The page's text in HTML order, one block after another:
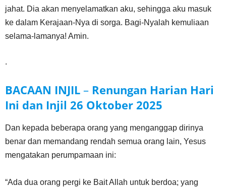
jahat. Dia akan menyelamatkan aku, sehingga aku masuk
ke dalam Kerajaan-Nya di sorga. Bagi-Nyalah kemuliaan
selama-lamanya! Amin.
.
BACAAN INJIL – Renungan Harian Hari
Ini dan Injil 26 Oktober 2025
Dan kepada beberapa orang yang menganggap dirinya
benar dan memandang rendah semua orang lain, Yesus
mengatakan perumpamaan ini:
“Ada dua orang pergi ke Bait Allah untuk berdoa; yang